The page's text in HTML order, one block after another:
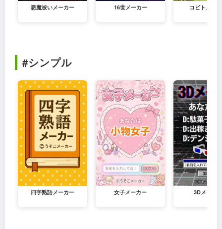
悪魔祓いメーカー 16世メーカー コビトメー
#シンプル
四字熟語メーカー 女子メーカー 3Dメーカー